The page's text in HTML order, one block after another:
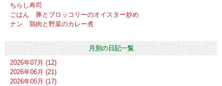
ちらし寿司
ごはん 豚とブロッコリーのオイスター炒め
ナン 鶏肉と野菜のカレー煮
月別の日記一覧
2026年07月 (12)
2026年06月 (21)
2026年05月 (17)